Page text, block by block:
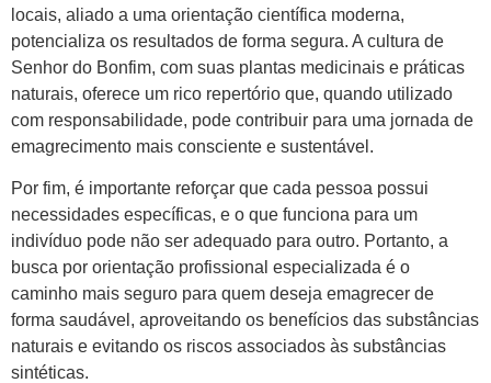
locais, aliado a uma orientação científica moderna,
potencializa os resultados de forma segura. A cultura de
Senhor do Bonfim, com suas plantas medicinais e práticas
naturais, oferece um rico repertório que, quando utilizado
com responsabilidade, pode contribuir para uma jornada de
emagrecimento mais consciente e sustentável.
Por fim, é importante reforçar que cada pessoa possui
necessidades específicas, e o que funciona para um
indivíduo pode não ser adequado para outro. Portanto, a
busca por orientação profissional especializada é o
caminho mais seguro para quem deseja emagrecer de
forma saudável, aproveitando os benefícios das substâncias
naturais e evitando os riscos associados às substâncias
sintéticas.